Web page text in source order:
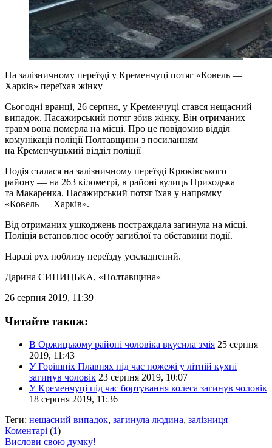
На залізничному переїзді у Кременчуці потяг «Ковель —
Харків» переїхав жінку
Сьогодні вранці, 26 серпня, у Кременчуці стався нещасний
випадок. Пасажирський потяг збив жінку. Він отриманих
травм вона померла на місці. Про це повідомив відділ
комунікації поліції Полтавщини з посиланням
на Кременчуцький відділ поліції
Подія сталася на залізничному переїзді Крюківського
району — на 263 кілометрі, в районі вулиць Приходька
та Макаренка. Пасажирський потяг їхав у напрямку
«Ковель — Харків».
Від отриманих ушкоджень постраждала загинула на місці.
Поліція встановлює особу загиблої та обставини події.
Наразі рух поблизу переїзду ускладнений.
Дарина СИНИЦЬКА, «Полтавщина»
26 серпня 2019, 11:39
Читайте також:
В Оржицькому районі чоловіка вкусила змія 25 серпня
2019, 11:43
У Горішніх Плавнях під час пожежі у літній кухні
загинув чоловік 23 серпня 2019, 10:07
У Кременчуці під час бортування колеса загинув чоловік
18 серпня 2019, 11:36
Теги: нещасний випадок, загинула людина, залізниця
Коментарі (1)
Вислови свою думку!